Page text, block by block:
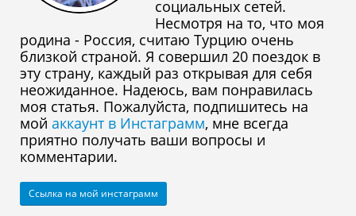
социальных сетей.
Несмотря на то, что моя
родина - Россия, считаю Турцию очень
близкой страной. Я совершил 20 поездок в
эту страну, каждый раз открывая для себя
неожиданное. Надеюсь, вам понравилась
моя статья. Пожалуйста, подпишитесь на
мой аккаунт в Инстаграмм, мне всегда
приятно получать ваши вопросы и
комментарии.
Ссылка на мой инстаграмм